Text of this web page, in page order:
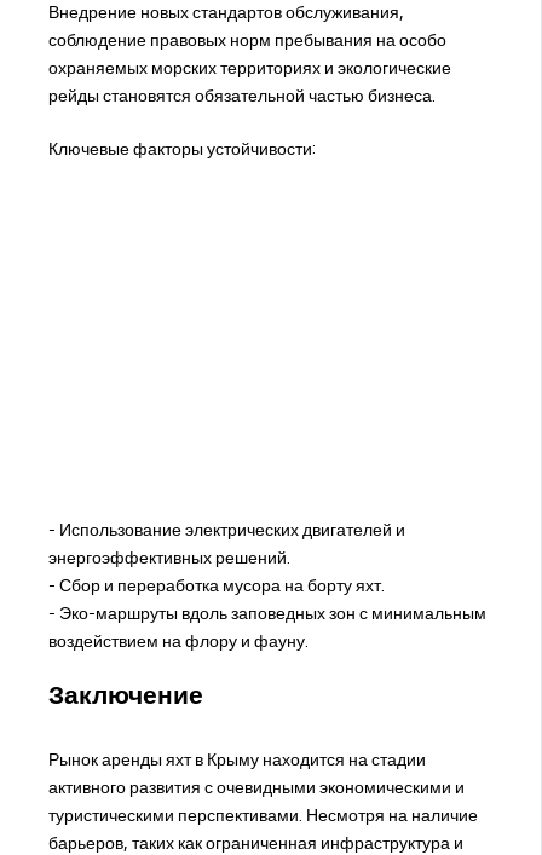
Внедрение новых стандартов обслуживания,
соблюдение правовых норм пребывания на особо
охраняемых морских территориях и экологические
рейды становятся обязательной частью бизнеса.
Ключевые факторы устойчивости:
- Использование электрических двигателей и
энергоэффективных решений.
- Сбор и переработка мусора на борту яхт.
- Эко-маршруты вдоль заповедных зон с минимальным
воздействием на флору и фауну.
Заключение
Рынок аренды яхт в Крыму находится на стадии
активного развития с очевидными экономическими и
туристическими перспективами. Несмотря на наличие
барьеров, таких как ограниченная инфраструктура и